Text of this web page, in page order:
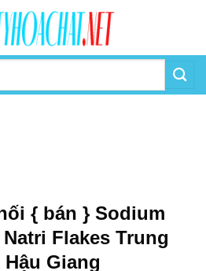
{ bán } Sodium
Flakes Trung
Giang